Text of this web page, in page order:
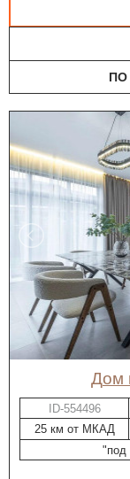
ПО
ID-554496
25 км от МКАД
"под